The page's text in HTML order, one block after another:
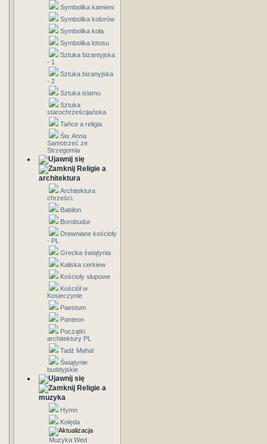
Symbolika kamieni
Symbolika kolorów
Symbolika koła
Symbolika lotosu
Sztuka bizantyjska
- 1
Sztuka bizanyjska
- 2
Sztuka islamu
Sztuka
starochrześcijańska
Tańce a religia
Św. Anna
Samotrzeć ze
Strzegomia
Religie a
architektura
Architektura
chrześci.
Babilon
Borobudur
Drewniane kościoły
- PL
Grecka świątynia
Kaliska cerkiew
Kościoły słupowe
Kościół w
Kosieczynie
Paestum
Panteon
Początki
architektury PL
Tadż Mahal
Świątynie
buddyjskie
Religie a
muzyka
Hymn
Kolęda
Muzyka Wed